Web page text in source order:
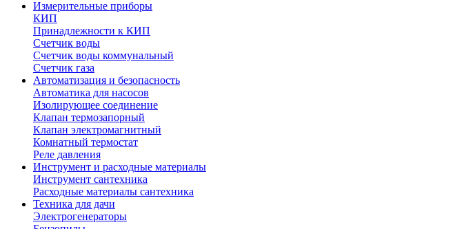
Измерительные приборы
КИП
Принадлежности к КИП
Счетчик воды
Счетчик воды коммунальный
Счетчик газа
Автоматизация и безопасность
Автоматика для насосов
Изолирующее соединение
Клапан термозапорный
Клапан электромагнитный
Комнатный термостат
Реле давления
Инструмент и расходные материалы
Инструмент сантехника
Расходные материалы сантехника
Техника для дачи
Электрогенераторы